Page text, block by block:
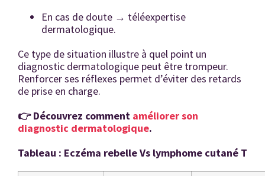
En cas de doute → téléexpertise
dermatologique.
Ce type de situation illustre à quel point un
diagnostic dermatologique peut être trompeur.
Renforcer ses réflexes permet d’éviter des retards
de prise en charge.
👉 Découvrez comment améliorer son
diagnostic dermatologique.
Tableau : Eczéma rebelle Vs lymphome cutané T